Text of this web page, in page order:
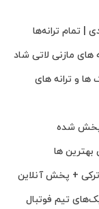
| تمام ترانه‌ها
های مازنی لاتی شاد
و ترانه‌ های
پخش شده
بهترین ها
+ پخش آنلاین
تیم فوتبال